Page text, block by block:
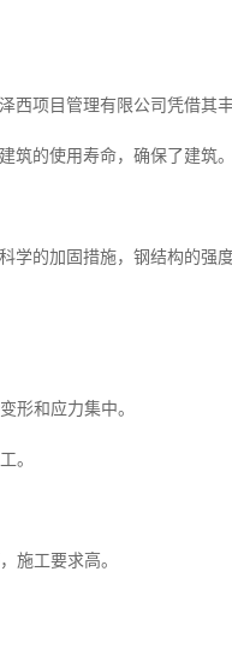
西项目管理有限公司凭借其
筑的使用寿命，确保了建筑。
学的加固措施，钢结构的强度
形和应力集中。
。
施工要求高。